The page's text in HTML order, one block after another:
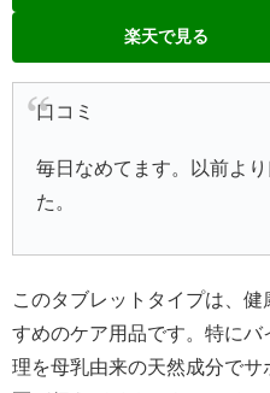
楽天で見る
口コミ
毎日なめてます。以前よ
た。
このタブレットタイプは、
すめのケア用品です。特に
理を母乳由来の天然成分で